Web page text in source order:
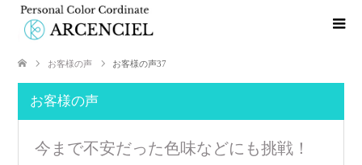
お客様の声 お客様の声37
お客様の声
今まで不安だった色味などにも挑戦！